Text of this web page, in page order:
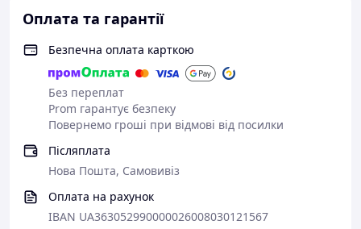
Особливості: не потребує паперових фільтрів,
Порада від кавових експертів:
Для ідеального заварювання з HARIO BATON V60
рекомендуємо використовувати каву середнього або
максимально розкривається через металеву сітку, не
пропускаючи осад. А ще - обов’язково дайте собі час на
насолоду ароматом: завдяки відсутності паперових
фільтрів, кавові олії відчуваються набагато яскравіше.
Оплата та гарантії
Безпечна оплата карткою
Без переплат
Prom гарантує безпеку
Повернемо гроші при відмові від посилки
Післяплата
Нова Пошта, Самовивіз
Оплата на рахунок
IBAN UA363052990000026008030121567